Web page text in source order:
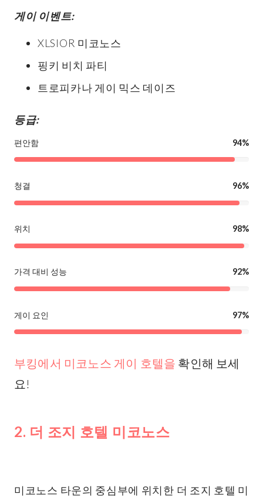
게이 이벤트:
XLSIOR 미코노스
핑키 비치 파티
트로피카나 게이 믹스 데이즈
등급:
편안함 94%
청결 96%
위치 98%
가격 대비 성능 92%
게이 요인 97%
부킹에서 미코노스 게이 호텔을 확인해 보세
요!
2. 더 조지 호텔 미코노스
미코노스 타운의 중심부에 위치한 더 조지 호텔 미